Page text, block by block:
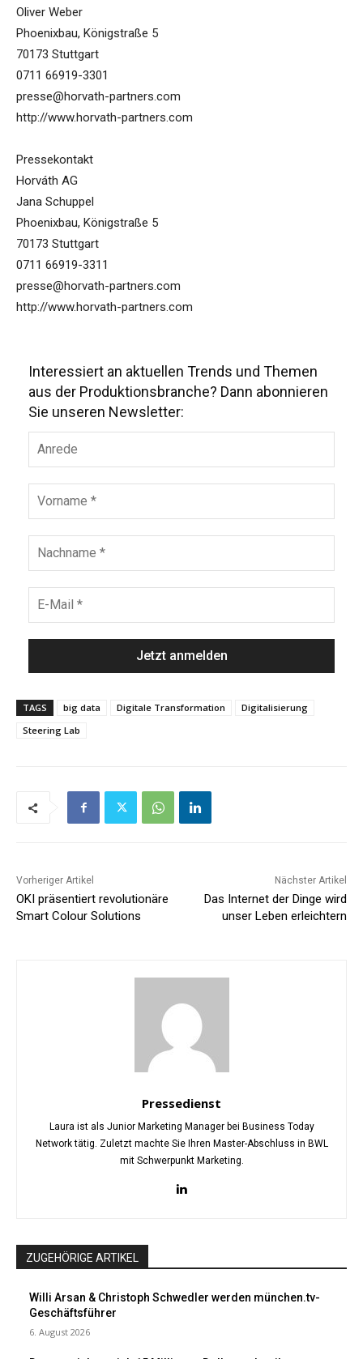
Oliver Weber
Phoenixbau, Königstraße 5
70173 Stuttgart
0711 66919-3301
presse@horvath-partners.com
http://www.horvath-partners.com
Pressekontakt
Horváth AG
Jana Schuppel
Phoenixbau, Königstraße 5
70173 Stuttgart
0711 66919-3311
presse@horvath-partners.com
http://www.horvath-partners.com
Interessiert an aktuellen Trends und Themen
aus der Produktionsbranche? Dann abonnieren
Sie unseren Newsletter:
TAGS big data Digitale Transformation
Digitalisierung
Steering Lab
Vorheriger Artikel
OKI präsentiert revolutionäre
Smart Colour Solutions
Nächster Artikel
Das Internet der Dinge wird
unser Leben erleichtern
Pressedienst
Laura ist als Junior Marketing Manager bei Business Today
Network tätig. Zuletzt machte Sie Ihren Master-Abschluss in BWL
mit Schwerpunkt Marketing.
ZUGEHÖRIGE ARTIKEL
Willi Arsan & Christoph Schwedler werden münchen.tv-
Geschäftsführer
6. August 2026